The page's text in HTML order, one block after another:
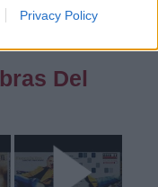
Privacy Policy
Del